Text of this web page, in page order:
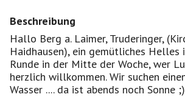
Beschreibung
Hallo Berg a. Laimer, Truderinger,
Haidhausen), ein gemütliches
Runde in der Mitte der Woche, wer
herzlich willkommen. Wir suchen
Wasser .... da ist abends noch Sonne ;)